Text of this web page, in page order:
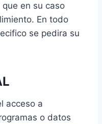
en su caso
En todo
se pedira su
acceso a
o datos